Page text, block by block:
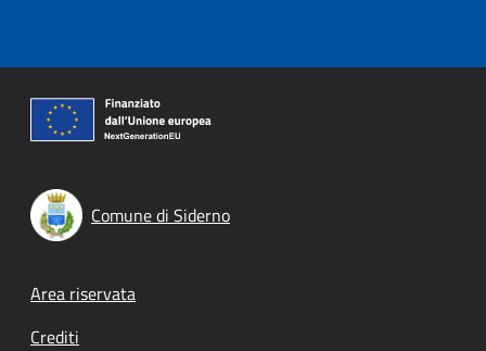
Comune di Siderno
Footer menu
Area riservata
Crediti